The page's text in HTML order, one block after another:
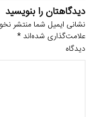
دیدگاهتان را بنویسید
نشانی ایمیل شما منتشر
علامت‌گذاری شده‌اند*
دیدگاه